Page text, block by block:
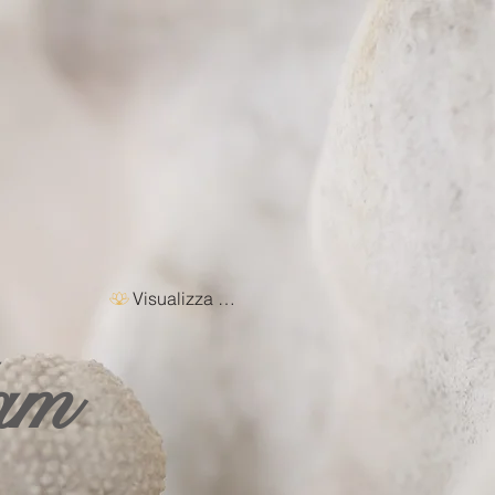
Visualizza punti